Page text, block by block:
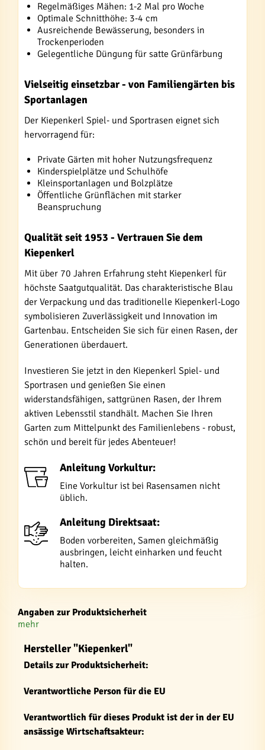
Regelmäßiges Mähen: 1-2 Mal pro Woche
Optimale Schnitthöhe: 3-4 cm
Ausreichende Bewässerung, besonders in
Trockenperioden
Gelegentliche Düngung für satte Grünfärbung
Vielseitig einsetzbar - von Familiengärten bis
Sportanlagen
Der Kiepenkerl Spiel- und Sportrasen eignet sich
hervorragend für:
Private Gärten mit hoher Nutzungsfrequenz
Kinderspielplätze und Schulhöfe
Kleinsportanlagen und Bolzplätze
Öffentliche Grünflächen mit starker
Beanspruchung
Qualität seit 1953 - Vertrauen Sie dem
Kiepenkerl
Mit über 70 Jahren Erfahrung steht Kiepenkerl für
höchste Saatgutqualität. Das charakteristische Blau
der Verpackung und das traditionelle Kiepenkerl-Logo
symbolisieren Zuverlässigkeit und Innovation im
Gartenbau. Entscheiden Sie sich für einen Rasen, der
Generationen überdauert.
Investieren Sie jetzt in den Kiepenkerl Spiel- und
Sportrasen und genießen Sie einen
widerstandsfähigen, sattgrünen Rasen, der Ihrem
aktiven Lebensstil standhält. Machen Sie Ihren
Garten zum Mittelpunkt des Familienlebens - robust,
schön und bereit für jedes Abenteuer!
Anleitung Vorkultur:
Eine Vorkultur ist bei Rasensamen nicht
üblich.
Anleitung Direktsaat:
Boden vorbereiten, Samen gleichmäßig
ausbringen, leicht einharken und feucht
halten.
Angaben zur Produktsicherheit
mehr
Hersteller "Kiepenkerl"
Details zur Produktsicherheit:
Verantwortliche Person für die EU
Verantwortlich für dieses Produkt ist der in der EU
ansässige Wirtschaftsakteur: